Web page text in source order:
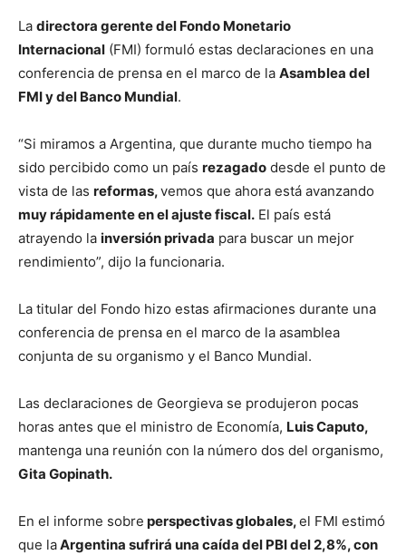
La directora gerente del Fondo Monetario
Internacional (FMI) formuló estas declaraciones en una
conferencia de prensa en el marco de la Asamblea del
FMI y del Banco Mundial.
“Si miramos a Argentina, que durante mucho tiempo ha
sido percibido como un país rezagado desde el punto de
vista de las reformas,vemos que ahora está avanzando
muy rápidamente en el ajuste fiscal. El país está
atrayendo la inversión privada para buscar un mejor
rendimiento”, dijo la funcionaria.
La titular del Fondo hizo estas afirmaciones durante una
conferencia de prensa en el marco de la asamblea
conjunta de su organismo y el Banco Mundial.
Las declaraciones de Georgieva se produjeron pocas
horas antes que el ministro de Economía, Luis Caputo,
mantenga una reunión con la número dos del organismo,
Gita Gopinath.
En el informe sobre perspectivas globales,el FMI estimó
que laArgentina sufrirá una caída del PBI del 2,8%, con